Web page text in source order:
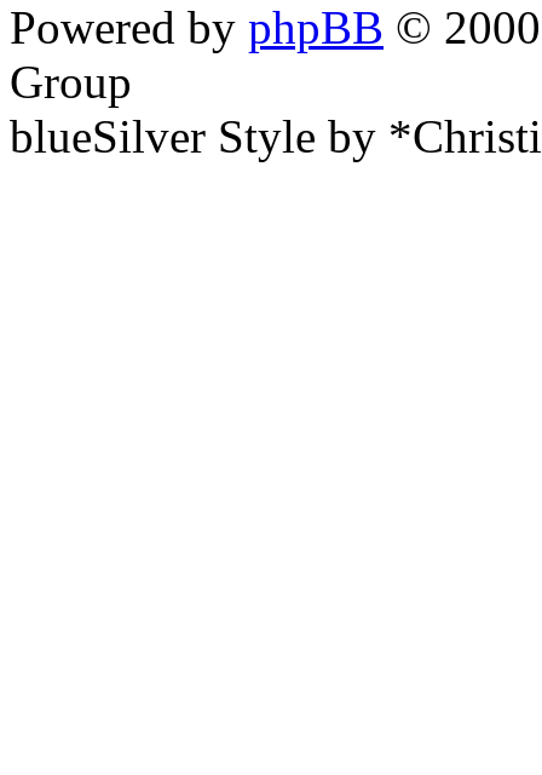
Powered by phpBB ©
Group
blueSilver Style by